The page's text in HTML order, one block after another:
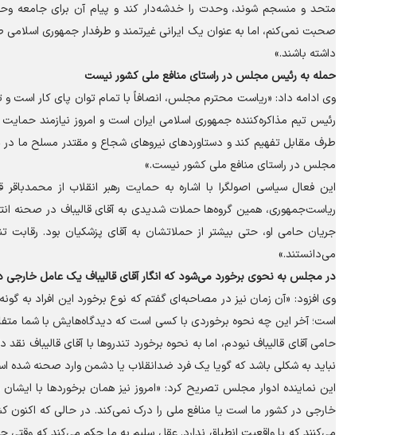
متحد و منسجم شوند، وحدت را خدشه‌دار کند و پیام آن برای جامعه
صحبت نمی‌کنم، اما به عنوان یک ایرانی غیرتمند و طرفدار جمهوری
داشته باشند.»
حمله به رئیس مجلس در راستای منافع ملی کشور نیست
وی ادامه داد: «ریاست محترم مجلس، انصافاً با تمام توان پای کار است
رئیس تیم مذاکره‌کننده جمهوری اسلامی ایران است و امروز نیازمند
طرف مقابل تفهیم کند و دستاورد‌های نیرو‌های شجاع و مقتدر مسلح ما
مجلس در راستای منافع ملی کشور نیست.»
این فعال سیاسی اصولگرا با اشاره به حمایت رهبر انقلاب از
ریاست‌جمهوری، همین گروه‌ها حملات شدیدی به آقای قالیباف در صحنه
جریان حامی او، حتی بیشتر از حملاتشان به آقای پزشکیان بود. رقابت
می‌دانستند.»
در مجلس به نحوی برخورد می‌شود که انگار آقای قالیباف یک عامل
وی افزود: «آن زمان نیز در مصاحبه‌ای گفتم که نوع برخورد این افراد به
است؛ آخر این چه نحوه برخوردی با کسی است که دیدگاه‌هایش با شما
حامی آقای قالیباف نبودم، اما به نحوه برخورد تندرو‌ها با آقای قالیباف
نباید به شکلی باشد که گویا یک فرد ضدانقلاب یا دشمن وارد صحنه شده
این نماینده ادوار مجلس تصریح کرد: «امروز نیز همان برخورد‌ها با
خارجی در کشور ما است یا منافع ملی را درک نمی‌کند. در حالی که اکنون